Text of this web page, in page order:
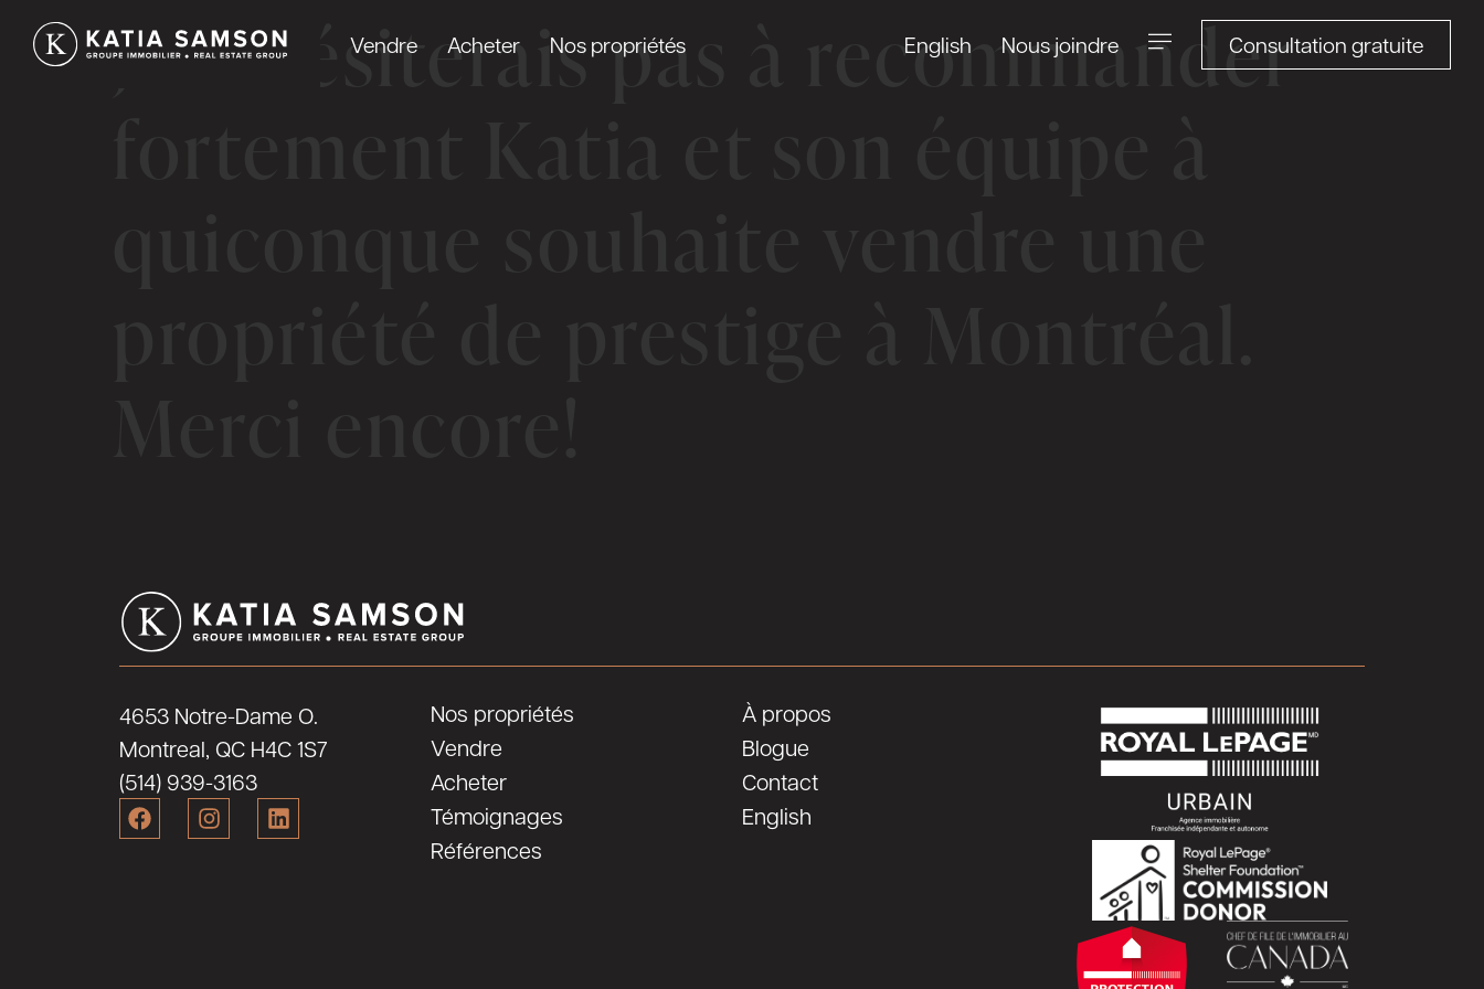
Vendre Acheter Nos propriétés English Nous joindre Consultation gratuite
Je n’hésiterais pas à recommander
4653 Notre-Dame O.
Montreal, QC H4C 1S7
(514) 939-3163
Nos propriétés
Vendre
Acheter
Témoignages
Références
À propos
Blogue
Contact
English